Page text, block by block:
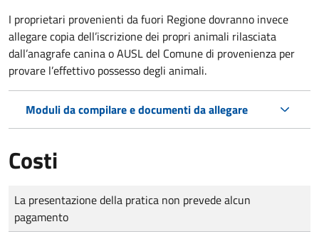
I proprietari provenienti da fuori Regione dovranno invece
allegare copia dell’iscrizione dei propri animali rilasciata
dall’anagrafe canina o AUSL del Comune di provenienza per
provare l’effettivo possesso degli animali.
Moduli da compilare e documenti da allegare
Costi
Tipo di pagamento
Importo
La presentazione della pratica non prevede alcun
pagamento